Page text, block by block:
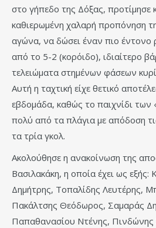
στο γήπεδο της Δόξας, προτίμησε
καθιερωμένη χαλαρή προπόνηση
αγώνα, να δώσει έναν πιο
από το 5-2 (κορόιδο), ιδιαίτερο
τελειώματα στημένων φάσεων
Αυτή η ταχτική είχε θετικό
εβδομάδα, καθώς το παιχνίδι
πολύ από τα πλάγια με απόδοση
τα τρία γκολ.
Ακολούθησε η ανακοίνωση της
Βασιλακάκη, η οποία έχει ως εξής:
Δημήτρης, Τοπαλίδης Λευτέρης,
Πακάλτσης Θεόδωρος, Σαμαράς
Παπαθανασίου Ντένης, Πινδώνης